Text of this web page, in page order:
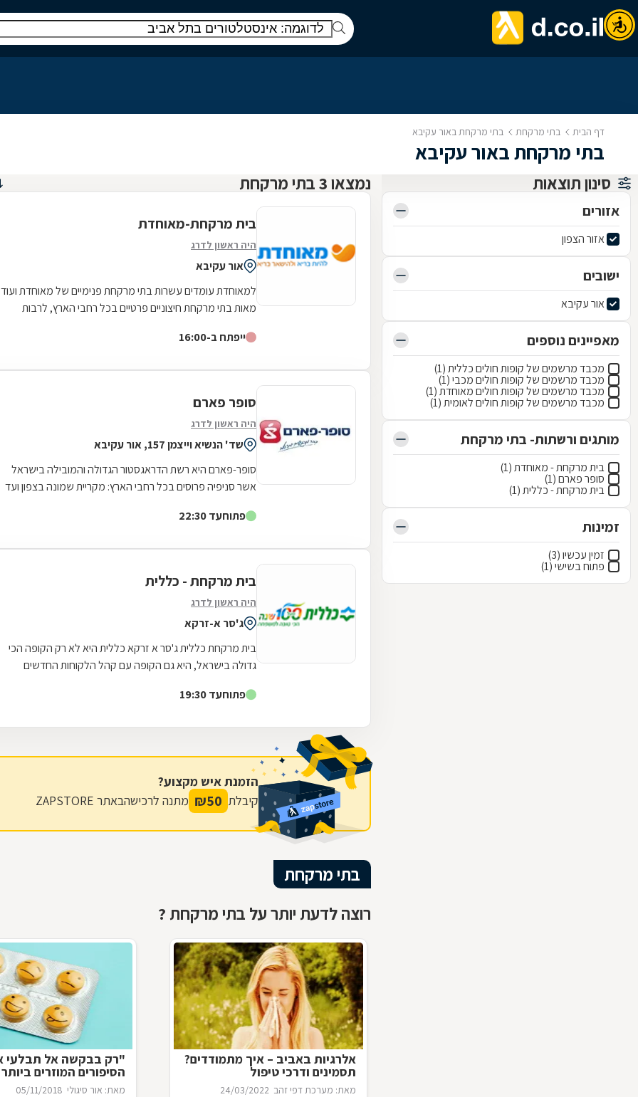
דף הבית בתי מרקחת בתי מרקחת באור עקיבא
בתי מרקחת באור עקיבא
סינון תוצאות
אזורים
אזור הצפון
ישובים
אור עקיבא
מאפיינים נוספים
מכבד מרשמים של קופות חולים כללית (1)
מכבד מרשמים של קופות חולים מכבי (1)
מכבד מרשמים של קופות חולים מאוחדת (1)
מכבד מרשמים של קופות חולים לאומית (1)
מותגים ורשתות- בתי מרקחת
בית מרקחת - מאוחדת (1)
סופר פארם (1)
בית מרקחת - כללית (1)
זמינות
זמין עכשיו (3)
פתוח בשישי (1)
נמצאו 3 בתי מרקחת
בית מרקחת-מאוחדת
היה ראשון לדרג
אור עקיבא
למאוחדת עומדים עשרות בתי מרקחת פנימיים של מאוחדת ועוד
מאות בתי מרקחת חיצוניים פרטיים בכל רחבי הארץ, לרבות
ייפתח ב-16:00
סופר פארם
היה ראשון לדרג
שד' הנשיא וייצמן 157, אור עקיבא
סופר-פארם היא רשת הדראגסטור הגדולה והמובילה בישראל
אשר סניפיה פרוסים בכל רחבי הארץ: מקריית שמונה בצפון ועד
פתוחעד 22:30
בית מרקחת - כללית
היה ראשון לדרג
ג'סר א-זרקא
בית מרקחת כללית ג'סר א זרקא כללית היא לא רק הקופה הכי
גדולה בישראל, היא גם הקופה עם קהל הלקוחות החדשים
פתוחעד 19:30
הזמנת איש מקצוע?
קיבלת 50
₪ מתנה לרכישהבאתר ZAPSTORE
בתי מרקחת
רוצה לדעת יותר על בתי מרקחת ?
אלרגיות באביב – איך מתמודדים?
תסמינים ודרכי טיפול
מאת: מערכת דפי זהב 24/03/2022
"רק בבקשה אל תבלעי
הסיפורים המוזרים
המרקחת
מאת: אור סיגולי 05/11/2018